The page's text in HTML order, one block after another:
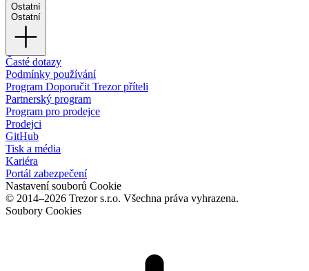
Ostatní
Ostatní
Časté dotazy
Podmínky používání
Program Doporučit Trezor příteli
Partnerský program
Program pro prodejce
Prodejci
GitHub
Tisk a média
Kariéra
Portál zabezpečení
Nastavení souborů Cookie
© 2014–2026 Trezor s.r.o. Všechna práva vyhrazena.
Soubory Cookies